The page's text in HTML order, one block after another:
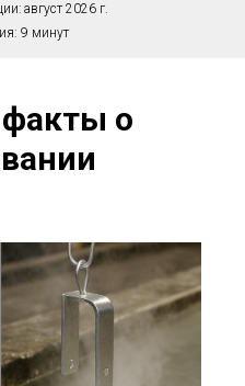
август 2026 г.
9 минут
о